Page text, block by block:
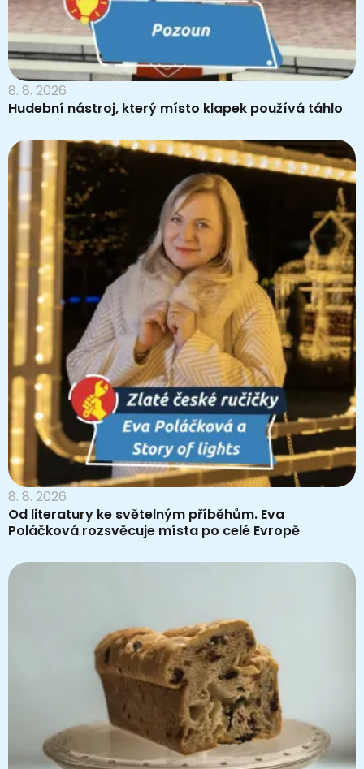
8. 8. 2026
Hudební nástroj, který místo klapek používá táhlo
8. 8. 2026
Od literatury ke světelným příběhům. Eva
Poláčková rozsvěcuje místa po celé Evropě